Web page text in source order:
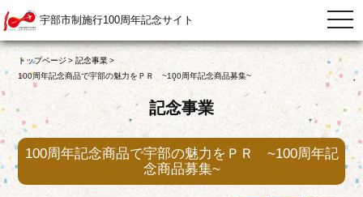
宇部市制施行100周年記念サイト
トップページ
記念事業
100周年記念商品で宇部の魅力をＰＲ ~100周年記念商品募集~
記念事業
100周年記念商品で宇部の魅力をＰＲ ~100周年記
念商品募集~